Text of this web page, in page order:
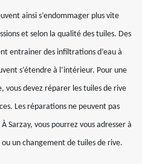
ainsi s’endommager plus vite
et selon la qualité des tuiles. Des
entrainer des infiltrations d’eau à
s’étendre à l’intérieur. Pour une
devez réparer les tuiles de rive
Les réparations ne peuvent pas
Sarzay, vous pourrez vous adresser à
un changement de tuiles de rive.